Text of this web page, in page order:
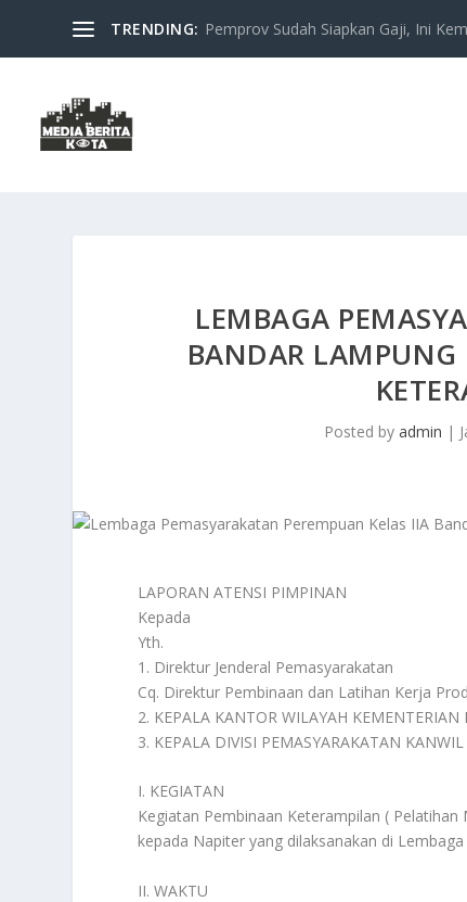
TRENDING: Pemprov Sudah Siapkan Gaji, Ini
LEMBAGA
BANDAR
Posted by admin |
LAPORAN ATENSI PIMPINAN
Kepada
Yth.
1. Direktur Jenderal Pemasyarakatan
Cq. Direktur Pembinaan dan Latihan Kerja
2. KEPALA KANTOR WILAYAH
3. KEPALA DIVISI PEMASYARAKATAN
I. KEGIATAN
Kegiatan Pembinaan Keterampilan (
kepada Napiter yang dilaksanakan di
II. WAKTU